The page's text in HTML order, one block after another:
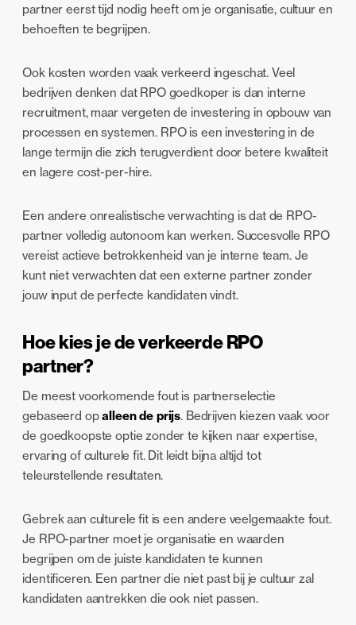
partner eerst tijd nodig heeft om je organisatie, cultuur en
behoeften te begrijpen.
Ook kosten worden vaak verkeerd ingeschat. Veel
bedrijven denken dat RPO goedkoper is dan interne
recruitment, maar vergeten de investering in opbouw van
processen en systemen. RPO is een investering in de
lange termijn die zich terugverdient door betere kwaliteit
en lagere cost-per-hire.
Een andere onrealistische verwachting is dat de RPO-
partner volledig autonoom kan werken. Succesvolle RPO
vereist actieve betrokkenheid van je interne team. Je
kunt niet verwachten dat een externe partner zonder
jouw input de perfecte kandidaten vindt.
Hoe kies je de verkeerde RPO
partner?
De meest voorkomende fout is partnerselectie
gebaseerd opalleen de prijs. Bedrijven kiezen vaak voor
de goedkoopste optie zonder te kijken naar expertise,
ervaring of culturele fit. Dit leidt bijna altijd tot
teleurstellende resultaten.
Gebrek aan culturele fit is een andere veelgemaakte fout.
Je RPO-partner moet je organisatie en waarden
begrijpen om de juiste kandidaten te kunnen
identificeren. Een partner die niet past bij je cultuur zal
kandidaten aantrekken die ook niet passen.